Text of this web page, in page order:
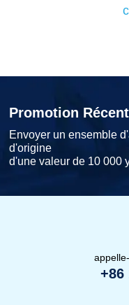
Promotion
Envoyer un ensemble
d'origine
d'une valeur de 10 000
+86